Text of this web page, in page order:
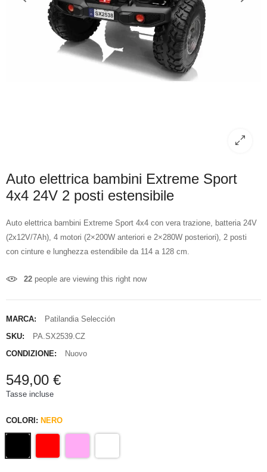
Auto elettrica bambini Extreme Sport
4x4 24V 2 posti estensibile
Auto elettrica bambini Extreme Sport 4x4 con vera trazione, batteria 24V
(2x12V/7Ah), 4 motori (2×200W anteriori e 2×280W posteriori), 2 posti
con cinture e lunghezza estendibile da 114 a 128 cm.
22 people are viewing this right now
MARCA:
Patilandia Selección
SKU:
PA.SX2539.CZ
CONDIZIONE:
Nuovo
549,00 €
Tasse incluse
COLORI: NERO